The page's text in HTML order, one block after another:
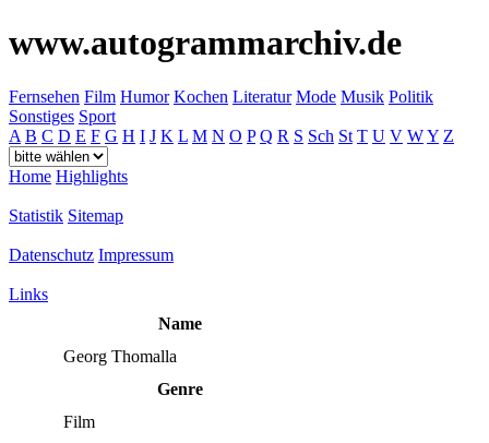
www.autogrammarchiv.de
Fernsehen Film Humor Kochen Literatur Mode Musik Politik
Sonstiges Sport
A B C D E F G H I J K L M N O P Q R S Sch St T U V WY Z
Home Highlights
Statistik Sitemap
Datenschutz Impressum
Links
Name
Georg Thomalla
Genre
Film